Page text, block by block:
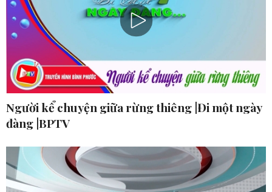
Người kể chuyện giữa rừng thiêng |Đi một ngày
đàng |BPTV